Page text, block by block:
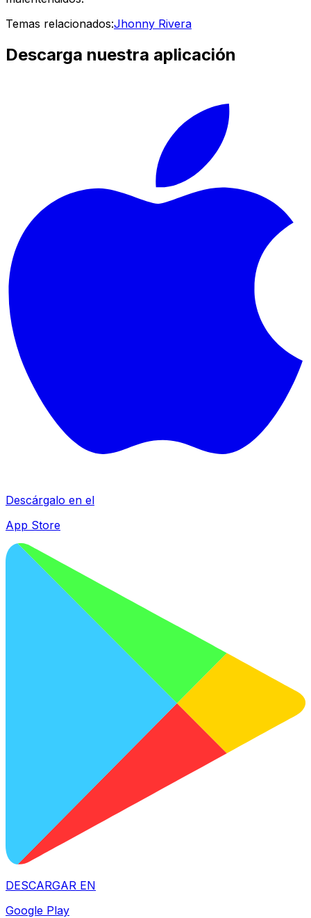
Temas relacionados:Jhonny Rivera
Descarga nuestra aplicación
Descárgalo en el
App Store
DESCARGAR EN
Google Play